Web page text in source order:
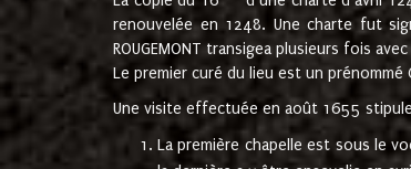
renouvelée en 1248. Une charte fut
ROUGEMONT transigea plusieurs fois
Le premier curé du lieu est un prénommé
Une visite effectuée en août 1655
La première chapelle est sous le